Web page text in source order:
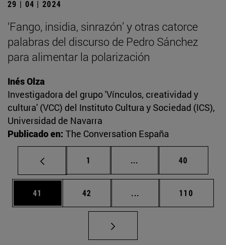
29 | 04 | 2024
‘Fango, insidia, sinrazón’ y otras catorce
palabras del discurso de Pedro Sánchez
para alimentar la polarización
Inés Olza
Investigadora del grupo 'Vínculos, creatividad y
cultura' (VCC) del Instituto Cultura y Sociedad (ICS),
Universidad de Navarra
Publicado en: The Conversation España
Página
1 ... Páginas intermedias
Página
40
Página
41 Página
42 ... Páginas intermedias
Página
110